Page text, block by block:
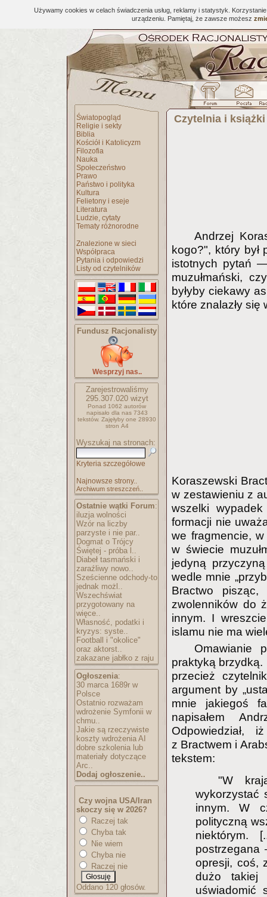
Używamy cookies w celach świadczenia usług, reklamy i statystyk.
urządzeniu. Pamiętaj, że zawsze możesz
Światopogląd
Religie i sekty
Biblia
Kościół i Katolicyzm
Filozofia
Nauka
Społeczeństwo
Prawo
Państwo i polityka
Kultura
Felietony i eseje
Literatura
Ludzie, cytaty
Tematy różnorodne
Znalezione w sieci
Współpraca
Pytania i odpowiedzi
Listy od czytelników
Fundusz Racjonalisty
Wesprzyj nas..
Zarejestrowaliśmy
295.307.020wizyt
Ponad 1062 autorów
napisało dla nas 7343
tekstów. Zajęłyby one 28930
stron A4
Wyszukaj na stronach:
Kryteria szczegółowe
Najnowsze strony..
Archiwum streszczeń..
Ostatnie wątki Forum:
iluzja wolności
Wzór na liczby
parzyste i nie par..
Dogmat o Trójcy
Świętej - próba l..
Diabeł tasmański i
zaraźliwy nowo..
Sześcienne odchody-to
jednak możl..
Wszechświat
przygotowany na
więce..
Własność, podatki i
kryzys: syste..
Football i "okolice"
oraz aktorst..
zakazane jabłko z raju
Ogłoszenia:
30 marca 1689r w
Polsce
Ostatnio rozważam
wdrożenie Symfonii w
chmu..
Jakie są rzeczywiste
koszty wdrożenia AI
dobre szkolenia lub
materiały dotyczące
Arc..
Dodaj ogłoszenie..
Czy wojna USA/Iran
skoczy się w 2026?
Raczej tak
Chyba tak
Nie wiem
Chyba nie
Raczej nie
Oddano 120 głosów.
Czytelnia i książki
Andrzej
kogo?", który był
istotnych pytań
muzułmański,
byłyby ciekawy
które znalazły się
Koraszewski
w zestawieniu z
wszelki
formacji nie
we fragmencie,
w świecie
jedyną
wedle mnie
Bractwo
zwolenników do
innym. I
islamu nie ma
Omawianie
praktyką brzydką.
przecież
argument by
mnie jakiegoś
napisałem
Odpowiedział,
z Bractwem i
tekstem:
"W
wykorzystać
innym. W
polityczną
niektórym.
opresji, coś,
dużo takiej
uświadomić